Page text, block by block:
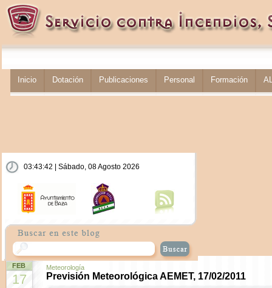
Inicio Dotación Publicaciones Personal Formación
03:43:42 | Sábado, 08 Agosto 2026
FEB
17
Meteorología
Previsión Meteorológica AEMET, 17/02/2011